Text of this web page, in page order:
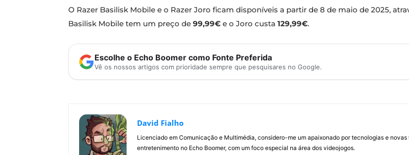
O Razer Basilisk Mobile e o Razer Joro ficam disponíveis a partir de 8 de maio de 2025,
Basilisk Mobile tem um preço de 99,99€ e o Joro custa 129,99€.
Escolhe o Echo Boomer como Fonte Preferida
Vê os nossos artigos com prioridade sempre que pesquisares no Google.
David Fialho
Licenciado em Comunicação e Multimédia, considero-me um apaixonado por tecnologias e
entretenimento no Echo Boomer, com um foco especial na área dos videojogos.